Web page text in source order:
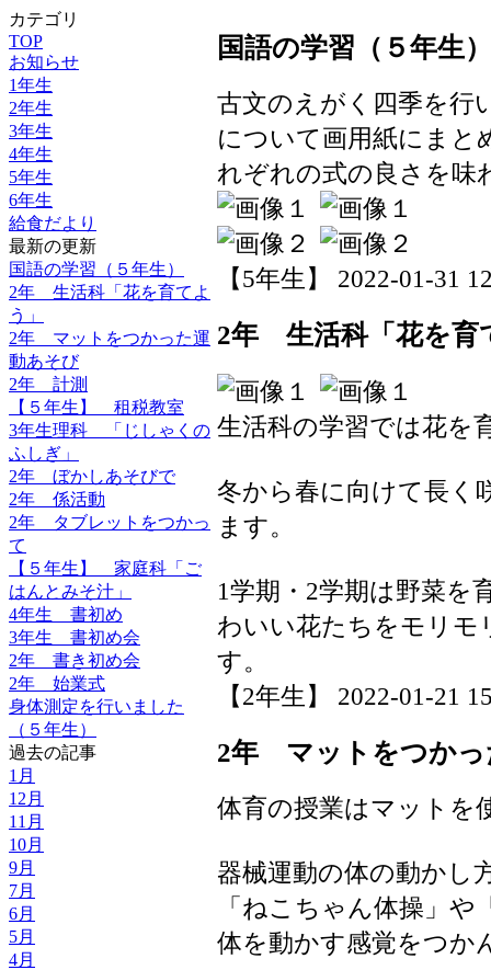
カテゴリ
TOP
お知らせ
1年生
2年生
3年生
4年生
5年生
6年生
給食だより
最新の更新
国語の学習（５年生）
2年 生活科「花を育てよ
う」
2年 マットをつかった運
動あそび
2年 計測
【５年生】 租税教室
3年生理科 「じしゃくの
ふしぎ」
2年 ぼかしあそびで
2年 係活動
2年 タブレットをつかっ
て
【５年生】 家庭科「ご
はんとみそ汁」
4年生 書初め
3年生 書初め会
2年 書き初め会
2年 始業式
身体測定を行いました
（５年生）
過去の記事
1月
12月
11月
10月
9月
7月
6月
5月
4月
国語の学習（５年生）
古文のえがく四季を行
について画用紙にまと
れぞれの式の良さを味
【5年生】 2022-01-31
2年 生活科「花を育
生活科の学習では花を
冬から春に向けて長く
ます。
1学期・2学期は野菜を
わいい花たちをモリモ
す。
【2年生】 2022-01-21
2年 マットをつかっ
体育の授業はマットを
器械運動の体の動かし
「ねこちゃん体操」
体を動かす感覚をつか